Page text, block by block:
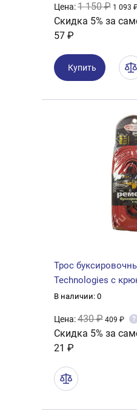
Цена:1 150 ₽ 1 093
Скидка 5% за
57 ₽
Купить
Трос
Technologies с
В наличии: 0
Цена:430 ₽ 409 ₽ ?
Скидка 5% за
21 ₽